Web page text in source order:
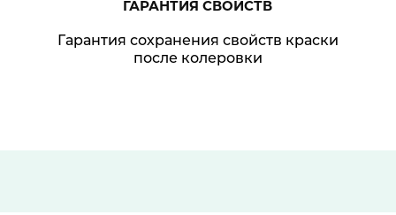
ГАРАНТИЯ СВОЙСТВ
Гарантия сохранения свойств краски
после колеровки